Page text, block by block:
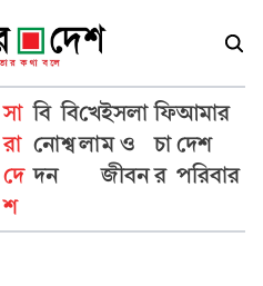
সা
রা
দে
শ
বি
নো
দন
বি
শ্ব
খে
লা
ইসলা
ম ও
জীবন
ফি
চা
র
আমার
দেশ
পরিবার